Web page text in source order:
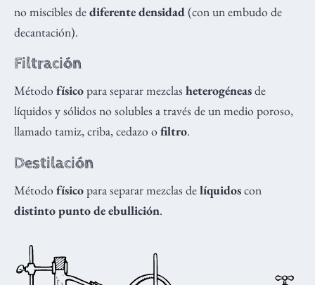
no miscibles dediferente densidad (con un embudo de
decantación).
Filtración
Método físicopara separar mezclas heterogéneasde
líquidos y sólidos no solubles a través de un medio poroso,
llamado tamiz, criba, cedazo o filtro.
Destilación
Método físicopara separar mezclas delíquidoscon
distinto punto de ebullición.